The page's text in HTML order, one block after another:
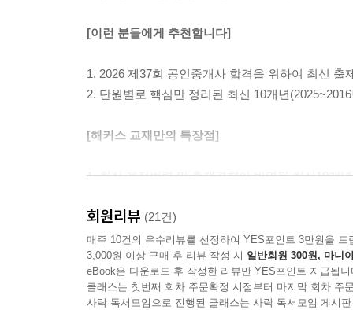
[이런 분들에게 추천합니다]
1. 2026 제37회 공인중개사 합격을 위하여 최신
2. 단원별로 핵심만 정리된 최신 10개년
[해커스 교재만의 특장점]
1. 최신 개정법령 및 출제경향이 반영된 최신10개
2. 난이도별 문제 구성으로 맞춤 학습이 가능하며,
학습 단계에 맞추어 난이도를 선택해 문제를 풀 수
3. [학습계획표]를 통해 전략적인 학습 계획을 수립
부동산학개론 학습계획표와 자기주도 학습계획표
4. [빈출지문 노트]로 주요 빈출지문들을 한 번 더
회원리뷰 (21건)
매주 10건의 우수리뷰를 선정하여 YES포인트 3만원을 드
3,000원 이상 구매 후 리뷰 작성 시 일반회원 300원, 마니
eBook은 다운로드 후 작성한 리뷰만 YES포인트 지급됩니
클래스는 첫번째 회차 주문확정 시점부터 마지막 회차 주
사락 독서모임으로 진행된 클래스는 사락 독서모임 게시